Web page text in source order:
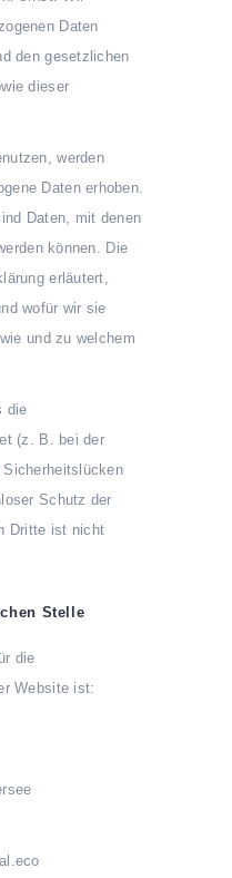
Daten
den gesetzlichen
dieser
werden
Daten erhoben.
Daten, mit denen
können. Die
erläutert,
wofür wir sie
und zu welchem
die
(z. B. bei der
Schutz der
Dritte ist nicht
Stelle
die
Website ist: